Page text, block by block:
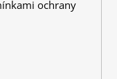
ochrany